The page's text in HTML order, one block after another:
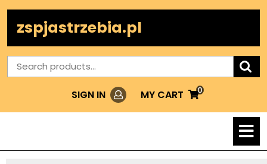
contentzspjastrzebia.pl
Search
for:
SIGN IN LoginMY CART
MY
0